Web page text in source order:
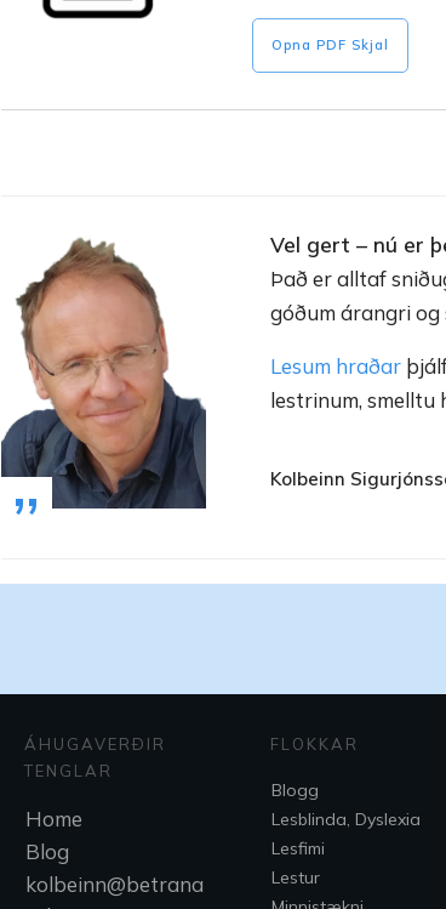
Opna PDF Skjal
„
Vel gert – nú er
Það er alltaf
góðum árangri
Lesum hraðar
lestrinum, smelltu
Kolbeinn
ÁHUGAVERÐIR
TENGLAR
Home
Blog
kolbeinn@betrana
FLOKKAR
Blogg
Lesblinda, Dyslexia
Lesfimi
Lestur